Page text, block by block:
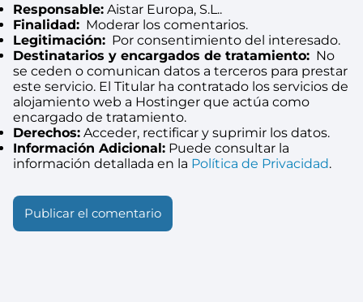
Responsable: Aistar Europa, S.L..
Finalidad: Moderar los comentarios.
Legitimación: Por consentimiento del interesado.
Destinatarios y encargados de tratamiento: No
se ceden o comunican datos a terceros para prestar
este servicio. El Titular ha contratado los servicios de
alojamiento web a Hostinger que actúa como
encargado de tratamiento.
Derechos: Acceder, rectificar y suprimir los datos.
Información Adicional: Puede consultar la
información detallada en la Política de Privacidad.